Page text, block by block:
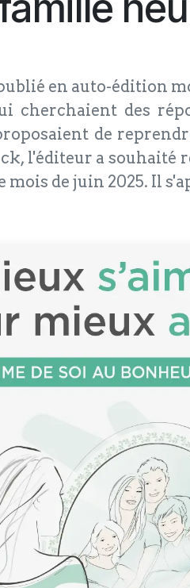
en auto-édition
cherchaient des
de
l'éditeur a souhaité
mois de juin 2025. Il